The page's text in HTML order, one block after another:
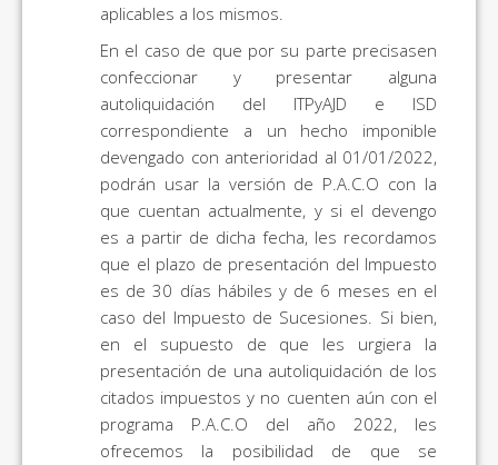
aplicables a los mismos.
En el caso de que por su parte precisasen
confeccionar y presentar alguna
autoliquidación del ITPyAJD e ISD
correspondiente a un hecho imponible
devengado con anterioridad al 01/01/2022,
podrán usar la versión de P.A.C.O con la
que cuentan actualmente, y si el devengo
es a partir de dicha fecha, les recordamos
que el plazo de presentación del Impuesto
es de 30 días hábiles y de 6 meses en el
caso del Impuesto de Sucesiones. Si bien,
en el supuesto de que les urgiera la
presentación de una autoliquidación de los
citados impuestos y no cuenten aún con el
programa P.A.C.O del año 2022, les
ofrecemos la posibilidad de que se